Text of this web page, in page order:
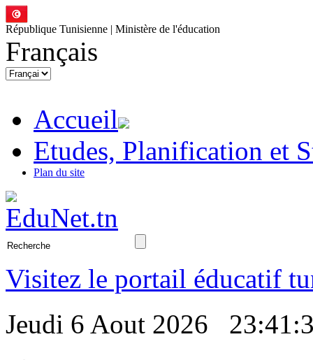
République Tunisienne | Ministère de l'éducation
Français
Accueil
Etudes, Planification et
Plan du site
Visitez le portail éducatif
Jeudi 6 Aout 2026